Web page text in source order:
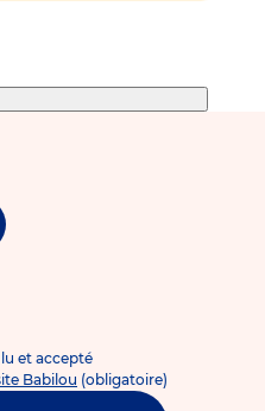
et accepté
Babilou (obligatoire)